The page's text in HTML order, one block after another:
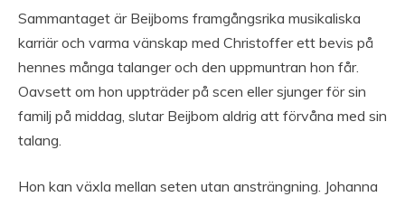
Sammantaget är Beijboms framgångsrika musikaliska
karriär och varma vänskap med Christoffer ett bevis på
hennes många talanger och den uppmuntran hon får.
Oavsett om hon uppträder på scen eller sjunger för sin
familj på middag, slutar Beijbom aldrig att förvåna med sin
talang.
Hon kan växla mellan seten utan ansträngning. Johanna